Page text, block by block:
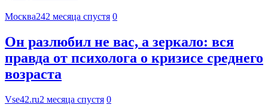
Москва242 месяца спустя 0
Он разлюбил не вас, а зеркало: вся
правда от психолога о кризисе среднего
возраста
Vse42.ru2 месяца спустя 0